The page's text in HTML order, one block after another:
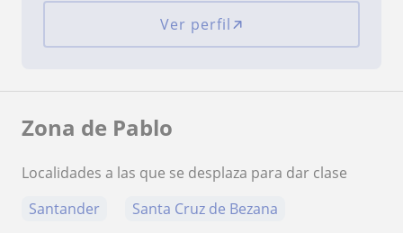
Ver perfil
Zona de Pablo
Localidades a las que se desplaza para dar clase
Santander
Santa Cruz de Bezana